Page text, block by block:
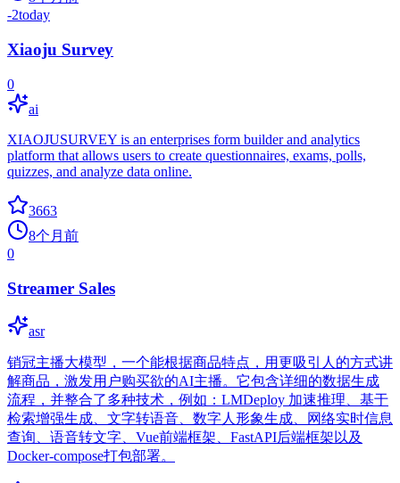
-2today
Xiaoju Survey
0
ai
XIAOJUSURVEY is an enterprises form builder and analytics
platform that allows users to create questionnaires, exams, polls,
quizzes, and analyze data online.
3663
8个月前
0
Streamer Sales
asr
销冠主播大模型，一个能根据商品特点，用更吸引人的方式讲
解商品，激发用户购买欲的AI主播。它包含详细的数据生成
流程，并整合了多种技术，例如：LMDeploy 加速推理、基于
检索增强生成、文字转语音、数字人形象生成、网络实时信息
查询、语音转文字、Vue前端框架、FastAPI后端框架以及
Docker-compose打包部署。